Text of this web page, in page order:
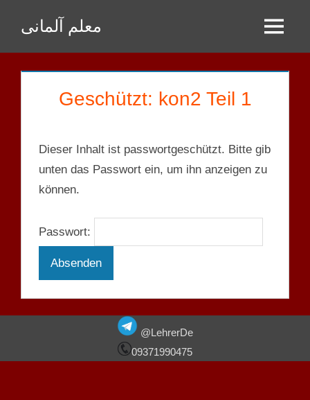
Inhalt
springen
معلم آلمانی Menu
Geschützt: kon2 Teil 1
Dieser Inhalt ist passwortgeschützt. Bitte gib
unten das Passwort ein, um ihn anzeigen zu
können.
Passwort:
@LehrerDe
09371990475